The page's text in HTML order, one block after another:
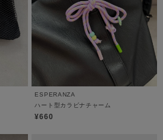
ESPERANZA
ハート型カラビナチャーム
¥660